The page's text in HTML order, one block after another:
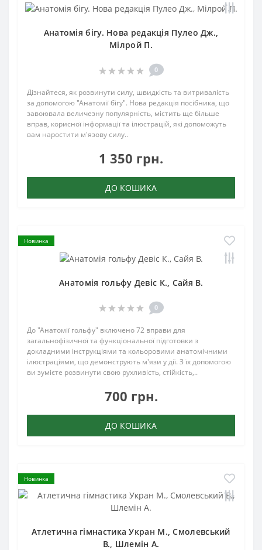
Анатомія бігу. Нова редакція Пулео Дж.,
Мілрой П.
0
Дізнайтеся, як розвинути силу, швидкість та витривалість
за допомогою "Анатомії бігу". Нова редакція посібника, що
завоювала величезну популярність, містить ще більше
вправ, корисної інформації та ілюстрацій, які допоможуть
вам наростити м'язову силу..
1 350 грн.
ДО КОШИКА
Новинка
Анатомія гольфу Девіс К., Сайя В.
0
До "Анатомії гольфу" включено 72 вправи для
загальнофізичної та функціональної підготовки з
докладними інструкціями та кольоровими анатомічними
ілюстраціями, що демонструють м'язи у дії. З їх допомогою
ви зумієте розвинути свою рухливість, стійкість,..
700 грн.
ДО КОШИКА
Новинка
Атлетична гімнастика Укран М., Смолевський
В., Шлемін А.